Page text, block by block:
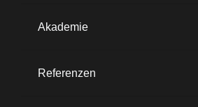
Akademie
Referenzen